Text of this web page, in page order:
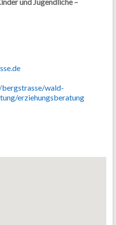
wald-
erziehungsberatung